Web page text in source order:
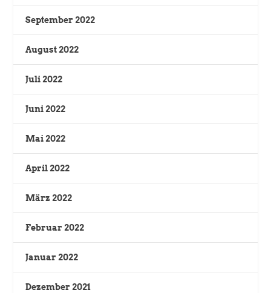
September 2022
August 2022
Juli 2022
Juni 2022
Mai 2022
April 2022
März 2022
Februar 2022
Januar 2022
Dezember 2021